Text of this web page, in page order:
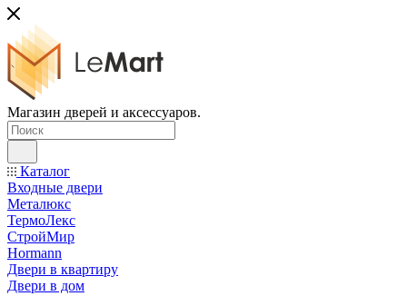
Магазин дверей и аксессуаров.
Каталог
Входные двери
Металюкс
ТермоЛекс
СтройМир
Hormann
Двери в квартиру
Двери в дом